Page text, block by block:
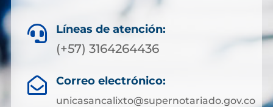
 Líneas de atención:
(+57) 3164264436
 Correo electrónico:
unicasancalixto@supernotariado.gov.co